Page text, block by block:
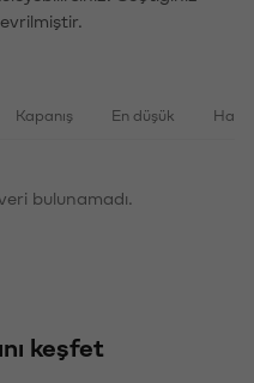
Kapanış En düşük
bulunamadı.
keşfet